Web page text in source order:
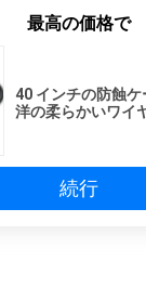
最高の価格で
40 インチの防蝕
洋の柔らかいワイ
続行